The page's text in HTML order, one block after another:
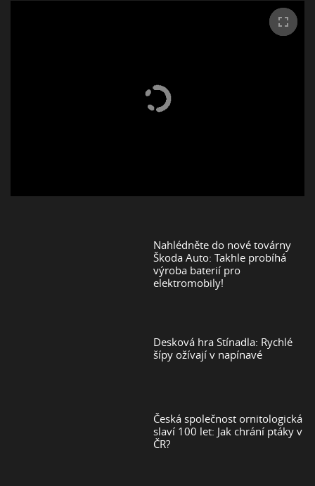
Nahlédněte do nové továrny
Škoda Auto: Takhle probíhá
výroba baterií pro
elektromobily!
Desková hra Stínadla: Rychlé
šípy ožívají v napínavé
Česká společnost ornitologická
slaví 100 let: Jak chrání ptáky v
ČR?